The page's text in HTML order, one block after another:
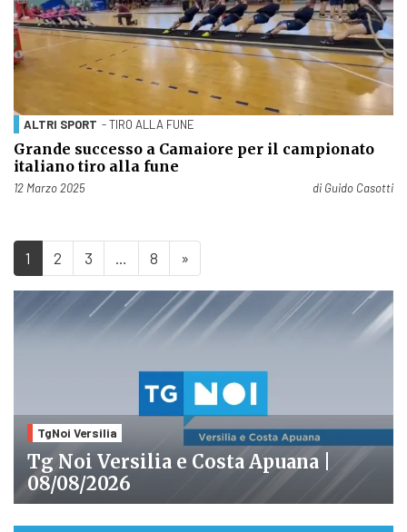
ALTRI SPORT - TIRO ALLA FUNE
Grande successo a Camaiore per il campionato
italiano tiro alla fune
Pubblicato il
12 Marzo 2025 di Guido Casotti
1 2 3 8 »
TgNoi Versilia
Tg Noi Versilia e Costa Apuana |
08/08/2026